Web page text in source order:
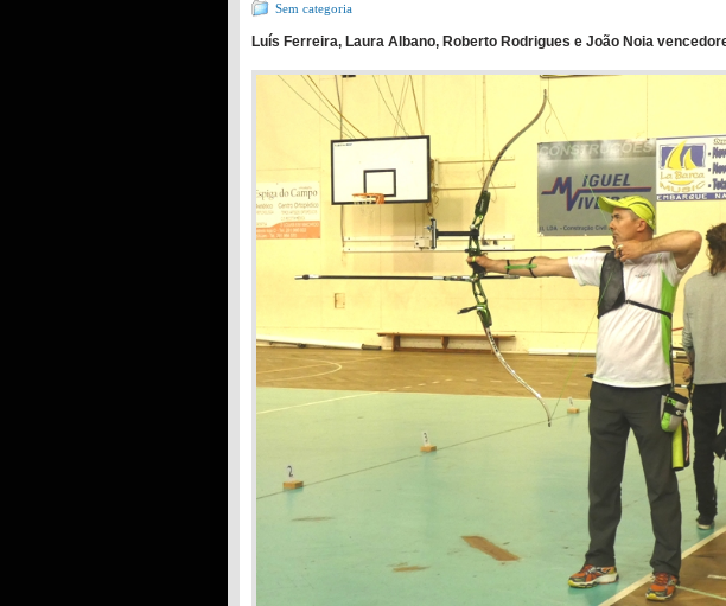
Sem categoria
Luís Ferreira, Laura Albano, Roberto Rodrigues e João Noia